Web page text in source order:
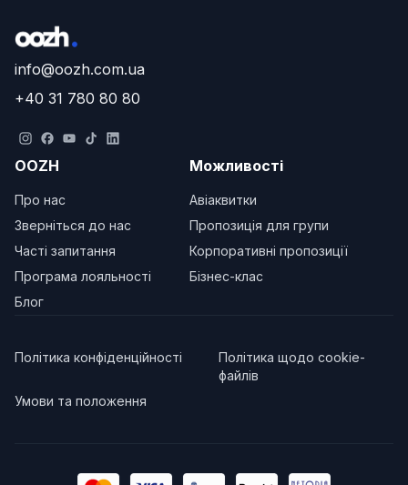
info@oozh.com.ua
+40 31 780 80 80
OOZH
Про нас
Зверніться до нас
Часті запитання
Програма лояльності
Блог
Можливості
Авіаквитки
Пропозиція для групи
Корпоративні пропозиції
Бізнес-клас
Політика конфіденційності
Політика щодо cookie-
файлів
Умови та положення